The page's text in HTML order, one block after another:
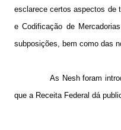
esclarece certos aspectos de
e Codificação de
subposições, bem como das
As Nesh foram
que a Receita Federal dá